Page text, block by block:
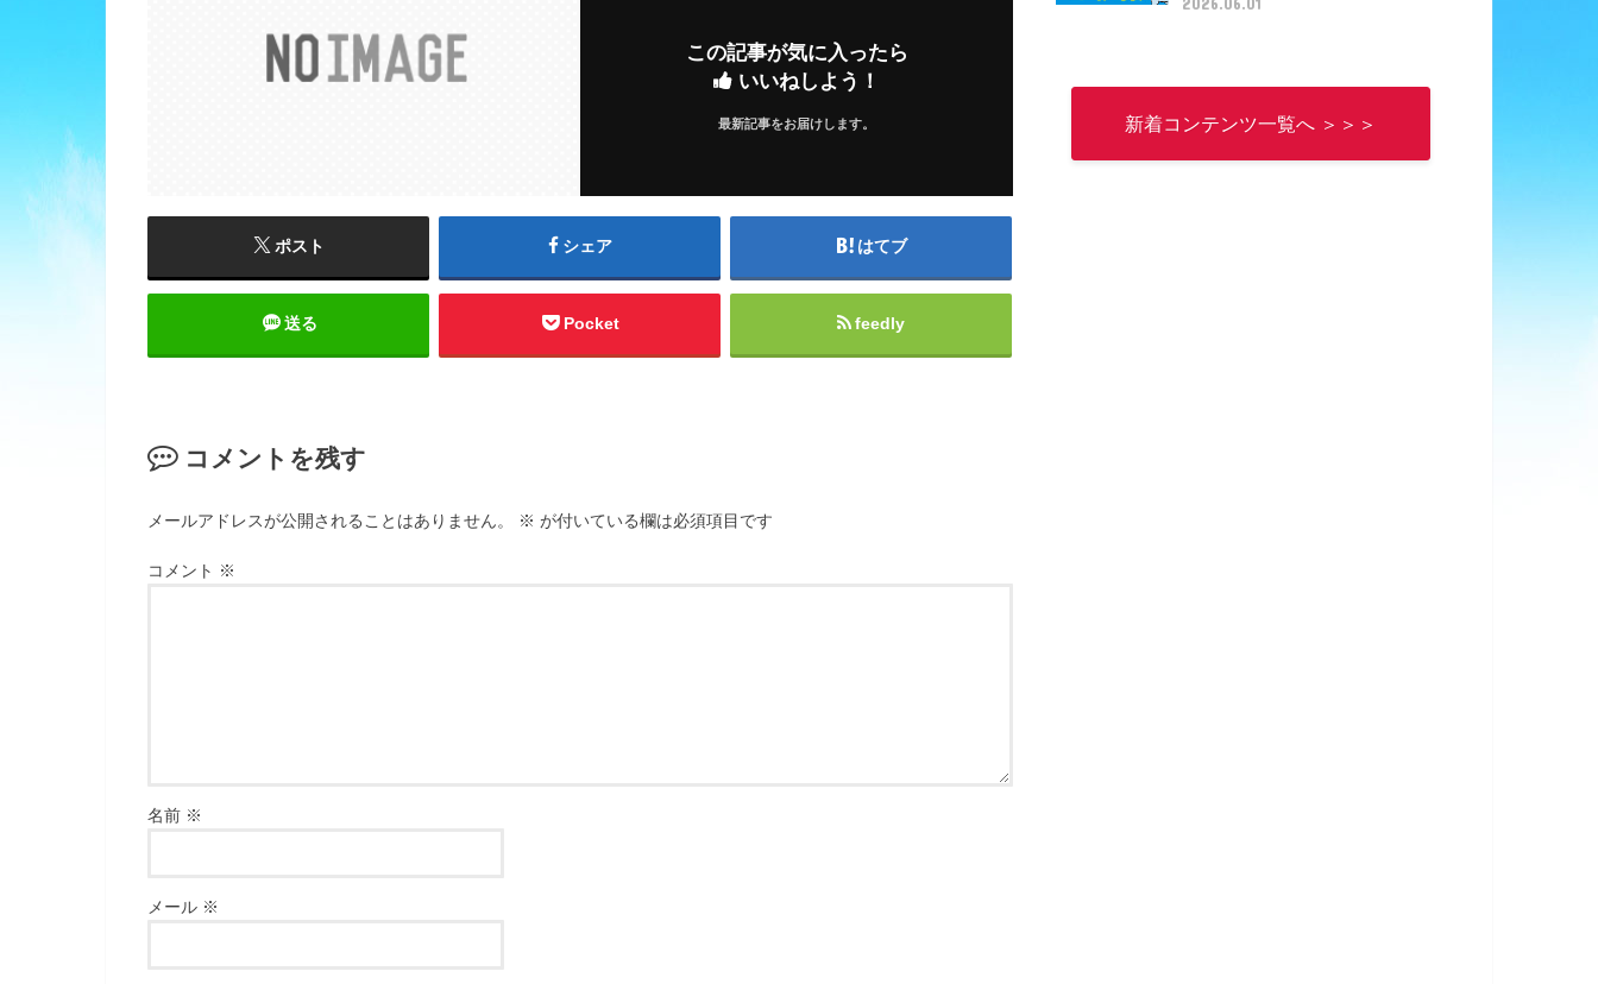
この記事が気に入ったら
いいねしよう！
最新記事をお届けします。
ポスト シェア はてブ
送る Pocket feedly
コメントを残す
メールアドレスが公開されることはありません。 ※ が付いている欄は必須項目です
コメント ※
名前 ※
メール ※
新着コンテンツ一覧へ ＞＞＞